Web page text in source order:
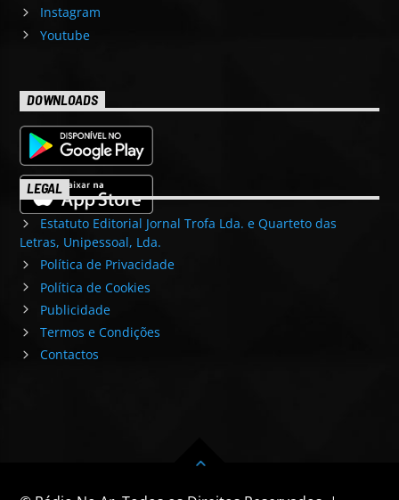
Instagram
Youtube
DOWNLOADS
LEGAL
Estatuto Editorial Jornal Trofa Lda. e Quarteto das
Letras, Unipessoal, Lda.
Política de Privacidade
Política de Cookies
Publicidade
Termos e Condições
Contactos